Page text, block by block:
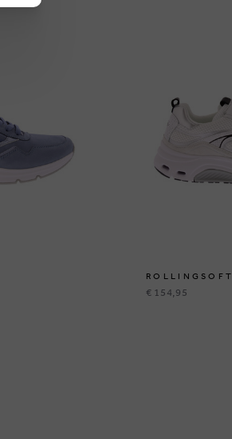
ROLLINGSOFT
€ 154,95